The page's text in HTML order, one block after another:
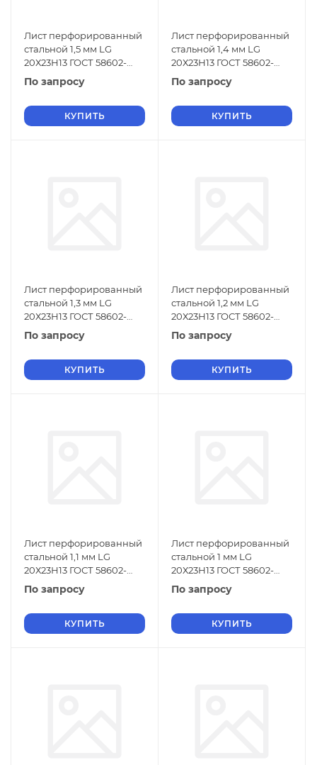
Лист перфорированный
стальной 1,5 мм LG
20Х23Н13 ГОСТ 58602-
2019
По запросу
КУПИТЬ
Лист перфорированный
стальной 1,4 мм LG
20Х23Н13 ГОСТ 58602-
2019
По запросу
КУПИТЬ
Лист перфорированный
стальной 1,3 мм LG
20Х23Н13 ГОСТ 58602-
2019
По запросу
КУПИТЬ
Лист перфорированный
стальной 1,2 мм LG
20Х23Н13 ГОСТ 58602-
2019
По запросу
КУПИТЬ
Лист перфорированный
стальной 1,1 мм LG
20Х23Н13 ГОСТ 58602-
2019
По запросу
КУПИТЬ
Лист перфорированный
стальной 1 мм LG
20Х23Н13 ГОСТ 58602-
2019
По запросу
КУПИТЬ